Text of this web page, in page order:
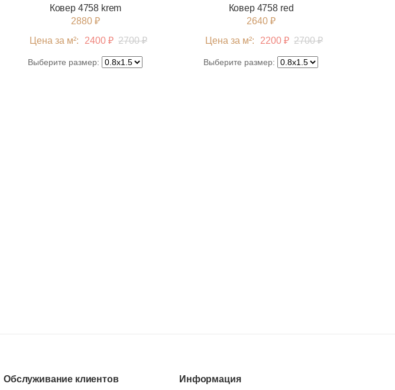
Ковер 4758 krem
2880 ₽
Цена за м²:
2400 ₽ 2700 ₽
Выберите размер:
Ковер 4758 red
2640 ₽
Цена за м²:
2200 ₽ 2700 ₽
Выберите размер:
Обслуживание клиентов Информация